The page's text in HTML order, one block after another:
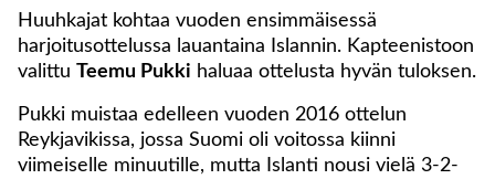
Huuhkajat kohtaa vuoden ensimmäisessä
harjoitusottelussa lauantaina Islannin. Kapteenistoon
valittu Teemu Pukki haluaa ottelusta hyvän tuloksen.
Pukki muistaa edelleen vuoden 2016 ottelun
Reykjavikissa, jossa Suomi oli voitossa kiinni
viimeiselle minuutille, mutta Islanti nousi vielä 3-2-